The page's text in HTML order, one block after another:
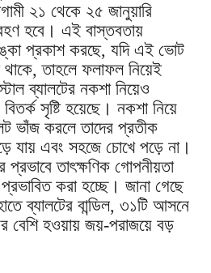
২১ থেকে ২৫ জানুয়ারি
হবে। এই বাস্তবতায়
প্রকাশ করছে, যদি এই ভোট
থাকে, তাহলে ফলাফল নিয়েই
ব্যালটের নকশা নিয়েও
সৃষ্টি হয়েছে। নকশা নিয়ে
ভাঁজ করলে তাদের প্রতীক
যায় এবং সহজে চোখে পড়ে না।
প্রভাবে তাৎক্ষণিক গোপনীয়তা
করা হচ্ছে। জানা গেছে
ব্যালটের বান্ডিল, ৩১টি আসনে
বেশি হওয়ায় জয়-পরাজয়ে বড়